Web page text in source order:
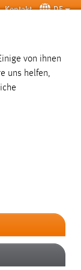
Kontakt DE
SUCHE
von ihnen
uns helfen,